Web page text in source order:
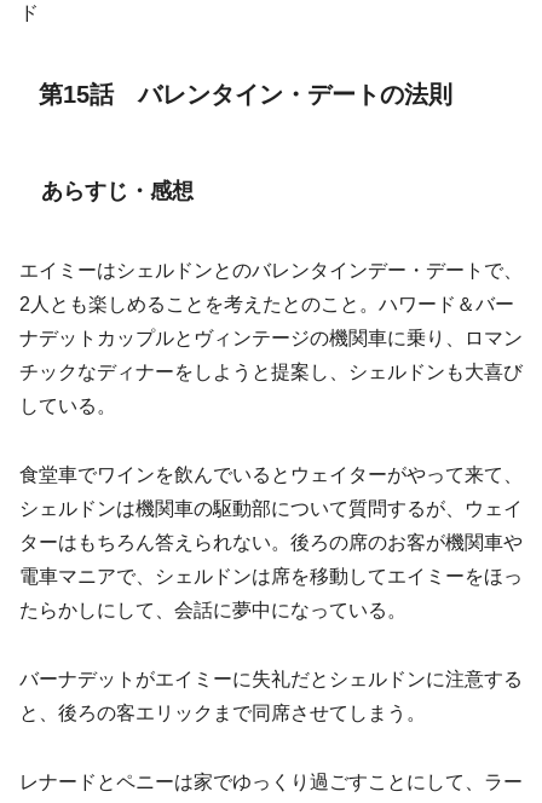
ド
第15話 バレンタイン・デートの法則
あらすじ・感想
エイミーはシェルドンとのバレンタインデー・デートで、
2人とも楽しめることを考えたとのこと。ハワード＆バー
ナデットカップルとヴィンテージの機関車に乗り、ロマン
チックなディナーをしようと提案し、シェルドンも大喜び
している。
食堂車でワインを飲んでいるとウェイターがやって来て、
シェルドンは機関車の駆動部について質問するが、ウェイ
ターはもちろん答えられない。後ろの席のお客が機関車や
電車マニアで、シェルドンは席を移動してエイミーをほっ
たらかしにして、会話に夢中になっている。
バーナデットがエイミーに失礼だとシェルドンに注意する
と、後ろの客エリックまで同席させてしまう。
レナードとペニーは家でゆっくり過ごすことにして、ラー